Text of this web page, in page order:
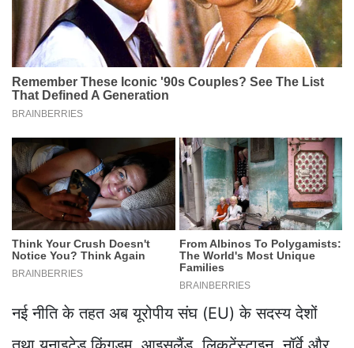
नई नीति के तहत अब यूरोपीय संघ (EU) के सदस्य देशों